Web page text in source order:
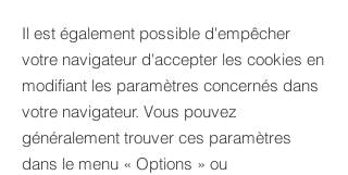
Il est également possible d'empêcher
votre navigateur d'accepter les cookies en
modifiant les paramètres concernés dans
votre navigateur. Vous pouvez
généralement trouver ces paramètres
dans le menu « Options » ou